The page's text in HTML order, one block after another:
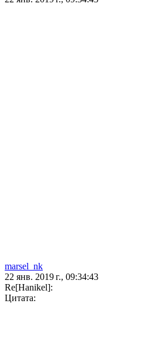
marsel_nk
22 янв. 2019 г., 09:34:43
Re[Hanikel]:
Цитата: